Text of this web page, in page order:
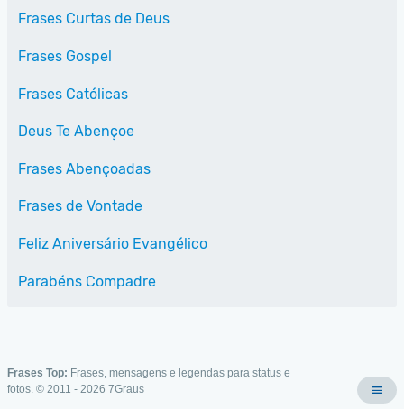
Frases Curtas de Deus
Frases Gospel
Frases Católicas
Deus Te Abençoe
Frases Abençoadas
Frases de Vontade
Feliz Aniversário Evangélico
Parabéns Compadre
Frases Top: Frases, mensagens e legendas para status e
fotos. © 2011 - 2026 7Graus